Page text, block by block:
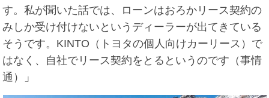
す。私が聞いた話では、ローンはおろかリース契約の
みしか受け付けないというディーラーが出てきている
そうです。KINTO（トヨタの個人向けカーリース）で
はなく、自社でリース契約をとるというのです（事情
通）」